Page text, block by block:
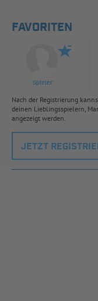
FAVORITEN
Spieler
Nach der Registrierung
deinen Lieblingsspielern,
angezeigt werden.
JETZT